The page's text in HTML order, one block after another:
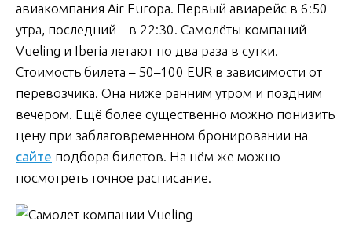
авиакомпания Air Europa. Первый авиарейс в 6:50
утра, последний – в 22:30. Самолёты компаний
Vueling и Iberia летают по два раза в сутки.
Стоимость билета – 50–100 EUR в зависимости от
перевозчика. Она ниже ранним утром и поздним
вечером. Ещё более существенно можно понизить
цену при заблаговременном бронировании на
сайте подбора билетов. На нём же можно
посмотреть точное расписание.